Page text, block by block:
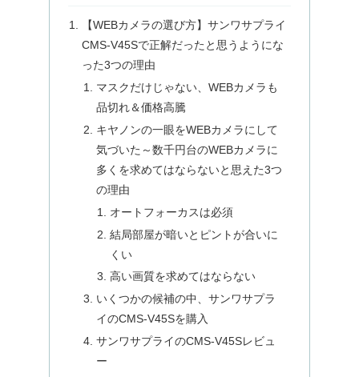
【WEBカメラの選び方】サンワサプライ
CMS-V45Sで正解だったと思うようにな
った3つの理由
マスクだけじゃない、WEBカメラも
品切れ＆価格高騰
キヤノンの一眼をWEBカメラにして
気づいた～数千円台のWEBカメラに
多くを求めてはならないと思えた3つ
の理由
オートフォーカスは必須
結局部屋が暗いとピントが合いに
くい
高い画質を求めてはならない
いくつかの候補の中、サンワサプラ
イのCMS-V45Sを購入
サンワサプライのCMS-V45Sレビュ
ー